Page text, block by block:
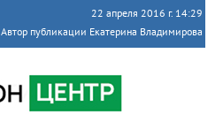
22 апреля 2016 г. 14:29
Автор публикации Екатерина Владимирова